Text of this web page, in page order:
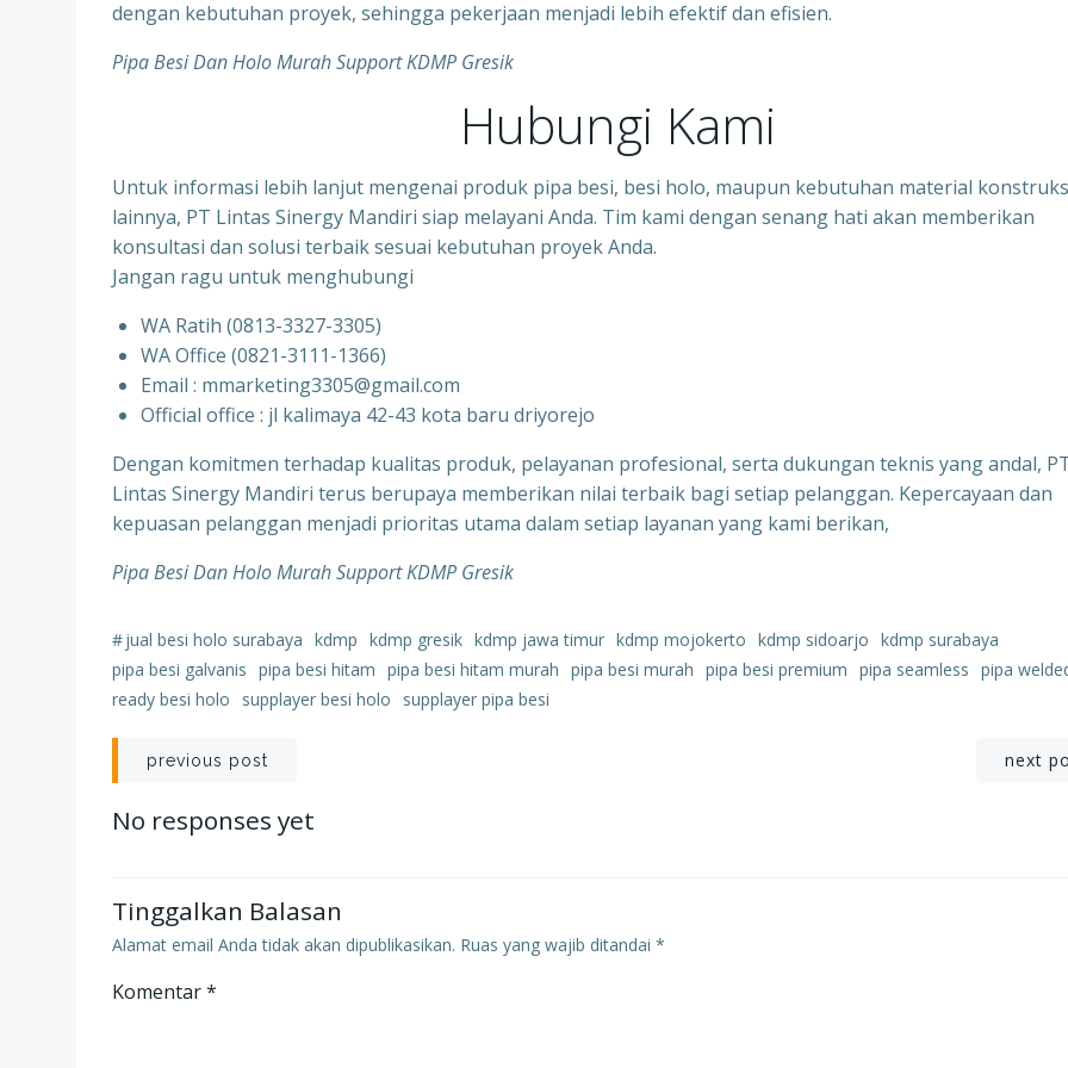
dengan kebutuhan proyek, sehingga pekerjaan menjadi lebih efektif dan efisien.
Pipa Besi Dan Holo Murah Support KDMP Gresik
Hubungi Kami
Untuk informasi lebih lanjut mengenai produk pipa besi, besi holo, maupun kebutuhan material
lainnya, PT Lintas Sinergy Mandiri siap melayani Anda. Tim kami dengan senang hati akan memberikan
konsultasi dan solusi terbaik sesuai kebutuhan proyek Anda.
Jangan ragu untuk menghubungi
WA Ratih (0813-3327-3305)
WA Office (0821-3111-1366)
Email : mmarketing3305@gmail.com
Official office : jl kalimaya 42-43 kota baru driyorejo
Dengan komitmen terhadap kualitas produk, pelayanan profesional, serta dukungan teknis yang andal,
Lintas Sinergy Mandiri terus berupaya memberikan nilai terbaik bagi setiap pelanggan. Kepercayaan dan
kepuasan pelanggan menjadi prioritas utama dalam setiap layanan yang kami berikan,
Pipa Besi Dan Holo Murah Support KDMP Gresik
#jual besi holo surabaya kdmp kdmp gresik kdmp jawa timur kdmp mojokerto kdmp sidoarjo kdmp surabaya
pipa besi galvanis pipa besi hitam pipa besi hitam murah pipa besi murah pipa besi premium pipa seamless pipa
ready besi holo
supplayer besi holo supplayer pipa besi
Post
navigation
previous post next
No responses yet
Tinggalkan Balasan
Alamat email Anda tidak akan dipublikasikan. Ruas yang wajib ditandai *
Komentar*